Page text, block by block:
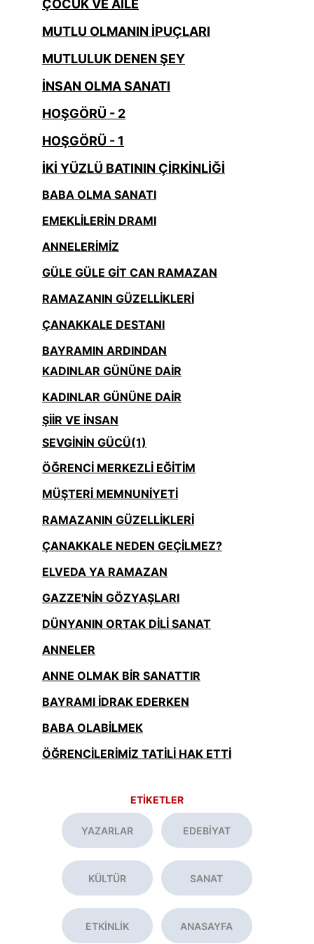
ÇOCUK VE AİLE
MUTLU OLMANIN İPUÇLARI
MUTLULUK DENEN ŞEY
İNSAN OLMA SANATI
HOŞGÖRÜ - 2
HOŞGÖRÜ - 1
İKİ YÜZLÜ BATININ ÇİRKİNLİĞİ
BABA OLMA SANATI
EMEKLİLERİN DRAMI
ANNELERİMİZ
GÜLE GÜLE GİT CAN RAMAZAN
RAMAZANIN GÜZELLİKLERİ
ÇANAKKALE DESTANI
BAYRAMIN ARDINDAN
KADINLAR GÜNÜNE DAİR
SEVGİNİN GÜCÜ(1)
ŞİİR VE İNSAN
KADINLAR GÜNÜNE DAİR
ÖĞRENCİ MERKEZLİ EĞİTİM
MÜŞTERİ MEMNUNİYETİ
RAMAZANIN GÜZELLİKLERİ
ÇANAKKALE NEDEN GEÇİLMEZ?
ELVEDA YA RAMAZAN
GAZZE'NİN GÖZYAŞLARI
DÜNYANIN ORTAK DİLİ SANAT
ANNELER
ANNE OLMAK BİR SANATTIR
BAYRAMI İDRAK EDERKEN
BABA OLABİLMEK
ÖĞRENCİLERİMİZ TATİLİ HAK ETTİ
ETİKETLER
YAZARLAR EDEBİYAT
KÜLTÜR SANAT
ANASAYFA
ETKİNLİK